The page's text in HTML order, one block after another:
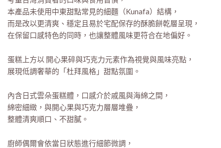
本產品未使用中東甜點常見的細麵（Kunafa）結構，
而是改以更清爽、穩定且易於宅配保存的酥脆餅乾層呈現，
在保留口感特色的同時，也讓整體風味更符合在地偏好。
蛋糕上方以 開心果碎與巧克力元素作為視覺與風味亮點，
展現低調奢華的「杜拜風格」甜點氛圍。
內含日式雲朵蛋糕體，口感介於戚風與海綿之間，
綿密細緻，與開心果與巧克力層層堆疊，
整體清爽順口、不甜膩。
廚師偶爾會依當日狀態進行細節微調，